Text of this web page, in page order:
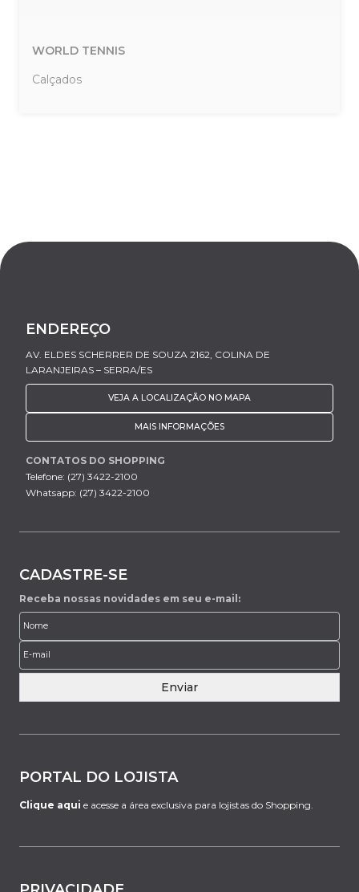
WORLD TENNIS
Calçados
ENDEREÇO
AV. ELDES SCHERRER DE SOUZA 2162, COLINA DE
LARANJEIRAS – SERRA/ES
VEJA A LOCALIZAÇÃO NO MAPA
MAIS INFORMAÇÕES
CONTATOS DO SHOPPING
Telefone: (27) 3422-2100
Whatsapp: (27) 3422-2100
CADASTRE-SE
Receba nossas novidades em seu e-mail:
Enviar
PORTAL DO LOJISTA
Clique aqui e acesse a área exclusiva para lojistas do Shopping.